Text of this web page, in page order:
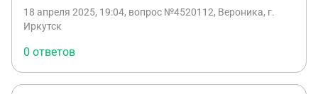
18 апреля 2025, 19:04, вопрос №4520112, Вероника, г.
Иркутск
0 ответов